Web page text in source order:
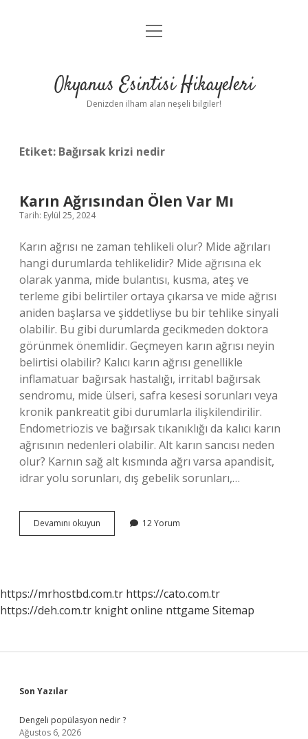
Anasayfa
Yasal Uyarı
menüyü
Okyanus Esintisi Hikayeleri
Denizden ilham alan neşeli bilgiler!
Etiket: Bağırsak krizi nedir
Karın Ağrısından Ölen Var Mı
Tarih: Eylül 25, 2024
Karın ağrısı ne zaman tehlikeli olur? Mide ağrıları
hangi durumlarda tehlikelidir? Mide ağrısına ek
olarak yanma, mide bulantısı, kusma, ateş ve
terleme gibi belirtiler ortaya çıkarsa ve mide ağrısı
aniden başlarsa ve şiddetliyse bu bir tehlike sinyali
olabilir. Bu gibi durumlarda gecikmeden doktora
görünmek önemlidir. Geçmeyen karın ağrısı neyin
belirtisi olabilir? Kalıcı karın ağrısı genellikle
inflamatuar bağırsak hastalığı, irritabl bağırsak
sendromu, mide ülseri, safra kesesi sorunları veya
kronik pankreatit gibi durumlarla ilişkilendirilir.
Endometriozis ve bağırsak tıkanıklığı da kalıcı karın
ağrısının nedenleri olabilir. Alt karın sancısı neden
olur? Karnın sağ alt kısmında ağrı varsa apandisit,
idrar yolu sorunları, dış gebelik sorunları,…
Devamını okuyun
Ağrısından
12 Yorum
https://mrhostbd.com.tr https://cato.com.tr
https://deh.com.tr knight online nttgame Sitemap
Sidebar
Son Yazılar
Dengeli popülasyon nedir ?
Ağustos 6, 2026